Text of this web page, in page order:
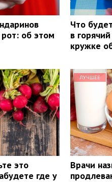
об этом
Что
в
кружке
это
где у
ЛУЧШЕЕ
Врачи